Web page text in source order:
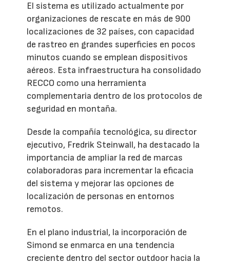
El sistema es utilizado actualmente por
organizaciones de rescate en más de 900
localizaciones de 32 países, con capacidad
de rastreo en grandes superficies en pocos
minutos cuando se emplean dispositivos
aéreos. Esta infraestructura ha consolidado
RECCO como una herramienta
complementaria dentro de los protocolos de
seguridad en montaña.
Desde la compañía tecnológica, su director
ejecutivo, Fredrik Steinwall, ha destacado la
importancia de ampliar la red de marcas
colaboradoras para incrementar la eficacia
del sistema y mejorar las opciones de
localización de personas en entornos
remotos.
En el plano industrial, la incorporación de
Simond se enmarca en una tendencia
creciente dentro del sector outdoor hacia la